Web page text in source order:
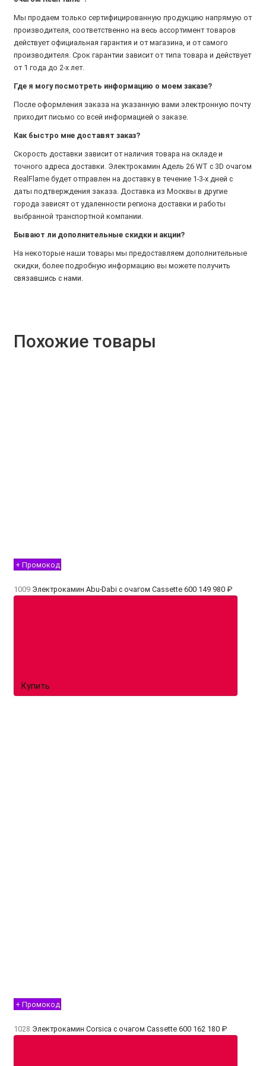
Мы продаем только сертифицированную продукцию напрямую от
производителя, соответственно на весь ассортимент товаров
действует официальная гарантия и от магазина, и от самого
производителя. Срок гарантии зависит от типа товара и действует
от 1 года до 2-х лет.
Где я могу посмотреть информацию о моем заказе?
После оформления заказа на указанную вами электронную почту
приходит письмо со всей информацией о заказе.
Как быстро мне доставят заказ?
Скорость доставки зависит от наличия товара на складе и
точного адреса доставки. Электрокамин Адель 26 WT с 3D очагом
RealFlame будет отправлен на доставку в течение 1-3-х дней с
даты подтверждения заказа. Доставка из Москвы в другие
города зависят от удаленности региона доставки и работы
выбранной транспортной компании.
Бывают ли дополнительные скидки и акции?
На некоторые наши товары мы предоставляем дополнительные
скидки, более подробную информацию вы можете получить
связавшись с нами.
Похожие товары
+ Промокод
1009 Электрокамин Abu-Dabi с очагом Cassette 600 149 980 ₽
Купить
+ Промокод
1028 Электрокамин Corsica с очагом Cassette 600 162 180 ₽